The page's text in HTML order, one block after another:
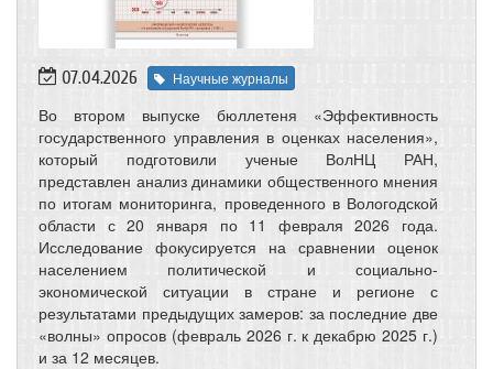
07.04.2026 Научные журналы
Во втором выпуске бюллетеня «Эффективность
государственного управления в оценках населения»,
который подготовили ученые ВолНЦ РАН,
представлен анализ динамики общественного мнения
по итогам мониторинга, проведенного в Вологодской
области с 20 января по 11 февраля 2026 года.
Исследование фокусируется на сравнении оценок
населением политической и социально-
экономической ситуации в стране и регионе с
результатами предыдущих замеров: за последние две
«волны» опросов (февраль 2026 г. к декабрю 2025 г.)
и за 12 месяцев.